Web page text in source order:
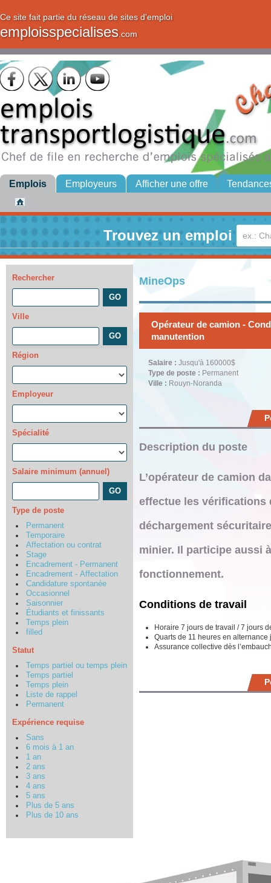
Ce site fait partie du réseau de sites d'emploi
emploisspecialises.com
Emplois Employeurs Afficher une offre
Trouvez un emploi
Rechercher
Ville
Région
Employeur
Spécialité
Salaire minimum (annuel)
Type de poste
Permanent
Temporaire
Affectation ou contrat
Stage
Encadrement - Permanent
Encadrement - Affectation
Candidature spontanée
Occasionnel
Saisonnier
Étudiants et finissants
Temps plein
filled
Statut
Temps partiel ou temps plein
Temps partiel
Temps plein
Liste de rappel
Permanent
Expérience requise
Sans
6 mois à 1 an
1 an
2 ans
3 ans
4 ans
5 ans
Plus de 5 ans
Plus de 10 ans
MineOps
Opérateur de camion -
manutention
Salaire : Jusqu'à 160000$
Type de poste : Permanent
Ville : Rouyn-Noranda
Description du poste
L’opérateur de camion
effectue les vérifications
déchargement
minier. Il participe aussi
fonctionnement.
Conditions de travail
Horaire 7 jours de travail / 7 jours
Quarts de 11 heures en alternance
Assurance collective dès